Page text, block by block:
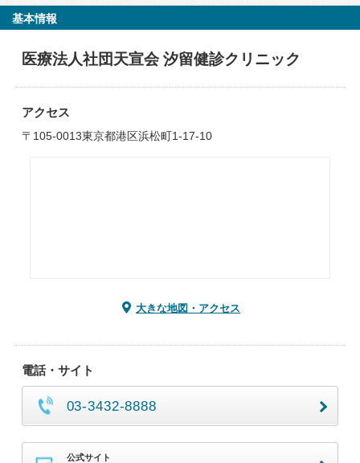
基本情報
医療法人社団天宣会 汐留健診クリニック
アクセス
〒105-0013東京都港区浜松町1-17-10
大きな地図・アクセス
電話・サイト
03-3432-8888
公式サイト